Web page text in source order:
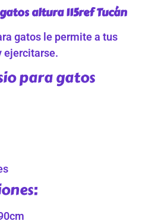
altura 115ref Tucán
gatos le permite a tus
ejercitarse.
para gatos